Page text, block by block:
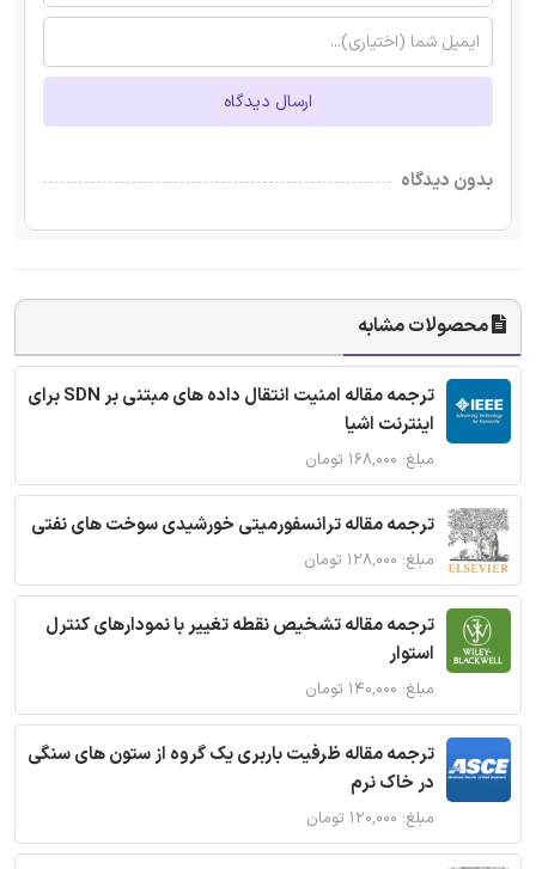
ارسال دیدگاه
بدون دیدگاه
محصولات مشابه
ترجمه مقاله امنیت انتقال داده های مبتنی بر SDN برای
اینترنت اشیا
مبلغ: ۱۶۸,۰۰۰ تومان
ترجمه مقاله ترانسفورمیتی خورشیدی سوخت های نفتی
مبلغ: ۱۲۸,۰۰۰ تومان
ترجمه مقاله تشخیص نقطه تغییر با نمودارهای کنترل
استوار
مبلغ: ۱۴۰,۰۰۰ تومان
ترجمه مقاله ظرفیت باربری یک گروه از ستون های سنگی
در خاک نرم
مبلغ: ۱۲۰,۰۰۰ تومان